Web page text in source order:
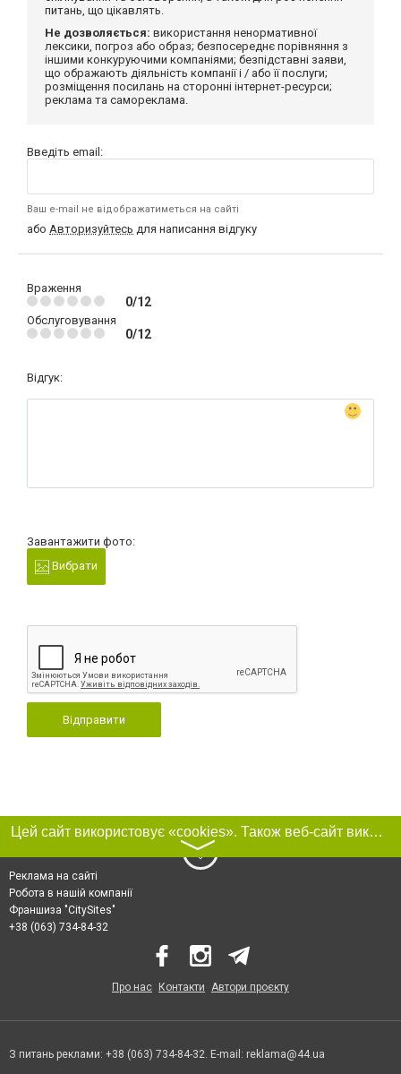
питань, що цікавлять.
Не дозволяється: використання ненормативної
лексики, погроз або образ; безпосереднє порівняння з
іншими конкуруючими компаніями; безпідставні заяви,
що ображають діяльність компанії і / або її послуги;
розміщення посилань на сторонні інтернет-ресурси;
реклама та самореклама.
Введіть email:
Ваш e-mail не відображатиметься на сайті
або Авторизуйтесь для написання відгуку
Враження
0/12
Обслуговування
0/12
Відгук:
Завантажити фото:
Вибрати
Відправити
Цей сайт використовує «cookies». Також веб-сайт використовує інтернет-сервіс для збору технічних даних стосовно відвідувачів з метою отримання маркетингової та статистичної інформації. Умови обробки даних відвідувачів сайту див.
〉
Реклама на сайті
Робота в нашій компанії
Франшиза "CitySites"
+38 (063) 734-84-32
Про нас Контакти Автори проєкту
З питань реклами: +38 (063) 734-84-32. E-mail: reklama@44.ua